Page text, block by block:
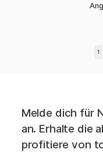
1
Melde dich für
an. Erhalte die
profitiere von